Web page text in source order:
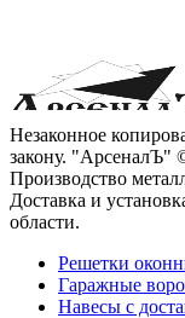
Незаконное
закону. "АрсеналЪ"
Производство
Доставка и
области.
Решетки
Гаражные
Навесы с